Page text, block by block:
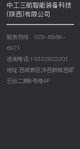
中工三航智能装备科技
(陕西)有限公司
服务热线：029-8868-
6971
咨询电话:19302922201
地址:西咸新区沣西新城西部
云谷二期8号楼4F